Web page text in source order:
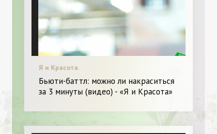
Я и Красота.
Бьюти-баттл: можно ли накраситься
за 3 минуты (видео) - «Я и Красота»